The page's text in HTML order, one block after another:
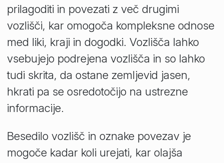
prilagoditi in povezati z več drugimi
vozlišči, kar omogoča kompleksne odnose
med liki, kraji in dogodki. Vozlišča lahko
vsebujejo podrejena vozlišča in so lahko
tudi skrita, da ostane zemljevid jasen,
hkrati pa se osredotočijo na ustrezne
informacije.
Besedilo vozlišč in oznake povezav je
mogoče kadar koli urejati, kar olajša